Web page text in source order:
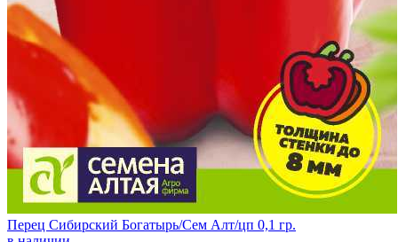
Перец Сибирский Богатырь/Сем Алт/цп 0,1 гр.